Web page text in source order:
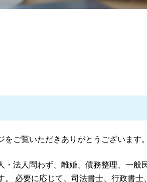
ない
権の分離
相場
弁護士
謝料
れ 期間
効
をご覧いただきありがとうございます。
・法人問わず、離婚、債務整理、一般
。 必要に応じて、司法書士、行政書